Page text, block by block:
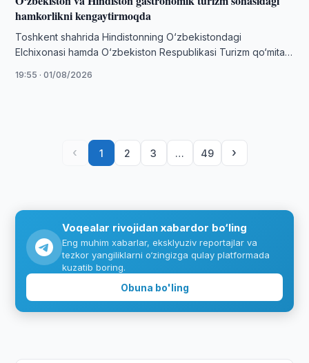
hamkorlikni kengaytirmoqda
Toshkent shahrida Hindistonning O‘zbekistondagi
Elchixonasi hamda O‘zbekiston Respublikasi Turizm qo‘mitasi
bag‘ishlangan festival bo‘lib o‘tdi.
19:55 · 01/08/2026
‹ 1 2 3 … 49 ›
Voqealar rivojidan xabardor bo‘ling
Eng muhim xabarlar, eksklyuziv reportajlar va
tezkor yangiliklarni o‘zingizga qulay platformada
kuzatib boring.
Obuna bo'ling